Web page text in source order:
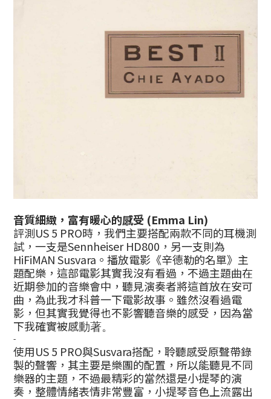
音質細緻，富有暖心的感受 (Emma Lin)
評測US 5 PRO時，我們主要搭配兩款不同的耳機測
試，一支是Sennheiser HD800，另一支則為
HiFiMAN Susvara。播放電影《辛德勒的名單》主
題配樂，這部電影其實我沒有看過，不過主題曲在
近期參加的音樂會中，聽見演奏者將這首放在安可
曲，為此我才科普一下電影故事。雖然沒看過電
影，但其實我覺得也不影響聽音樂的感受，因為當
下我確實被感動著。
-
使用US 5 PRO與Susvara搭配，聆聽感受原聲帶錄
製的聲響，其主要是樂團的配置，所以能聽見不同
樂器的主題，不過最精彩的當然還是小提琴的演
奏，整體情緒表情非常豐富，小提琴音色上流露出